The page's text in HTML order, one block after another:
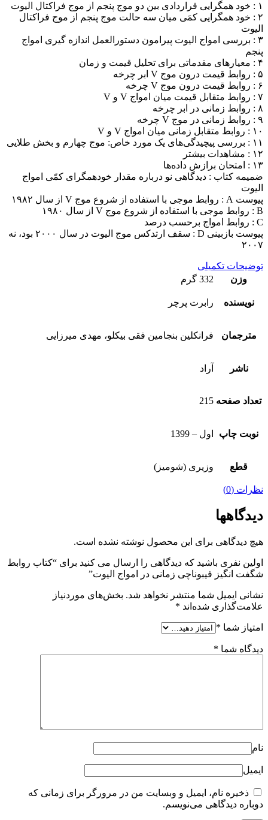
۱ : خود همگرایی قراردادی بین دو موج پنجم از موج فراکتال الیوت
۲ : خود همگرایی کمَی میان سه حالت موج پنجم از موج فراکتال
الیوت
۳ : بررسی امواج الیوت پیرامون دستورالعمل اندازه گیری امواج
پنجم
۴ : معیارهای مقدماتی برای تحلیل قیمت و زمان
۵ : روابط قیمت درون موج V ابر چرخه
۶ : روابط قیمت درون موج V چرخه
۷ : روابط متقابل قیمت میان امواج V و V
۸ : روابط زمانی در ابر چرخه
۹ : روابط زمانی در موج V چرخه
۱۰ : روابط متقابل زمانی میان امواج V و V
۱۱ : بررسی پیچیدگی‌های یک مورد خاص: موج چهارم و بخش طلایی
۱۲ : مشاهدات بیشتر
۱۳ : امتحان برازش داده‌ها
ضمیمه کتاب : دیدگاهی نو درباره مقدار خودهمگرای کمّی امواج
الیوت
پیوست A : روابط موجی با استفاده از شروع موج V از سال ۱۹۸۲
B : روابط موجی با استفاده از شروع موج V از سال ۱۹۸۰
C : روابط امواج برحسب درصد
پیوست بازبینی D : سقف ارتدکس موج الیوت در سال ۲۰۰۰ بود، نه
۲۰۰۷
توضیحات تکمیلی
وزن
332 گرم
نویسنده رابرت پرچر
مترجمان فرانکلین بنجامین فقی بیکلو، مهدی میرزایی
ناشر آراد
تعداد صفحه 215
نوبت چاپ اول – 1399
قطع وزیری (شومیز)
نظرات (0)
دیدگاهها
هیچ دیدگاهی برای این محصول نوشته نشده است.
اولین نفری باشید که دیدگاهی را ارسال می کنید برای “کتاب روابط
شگفت انگیز فیبوناچی زمانی در امواج الیوت”
نشانی ایمیل شما منتشر نخواهد شد. بخش‌های موردنیاز
علامت‌گذاری شده‌اند *
امتیاز شما *
دیدگاه شما *
نام
ایمیل
ذخیره نام، ایمیل و وبسایت من در مرورگر برای زمانی که
دوباره دیدگاهی می‌نویسم.